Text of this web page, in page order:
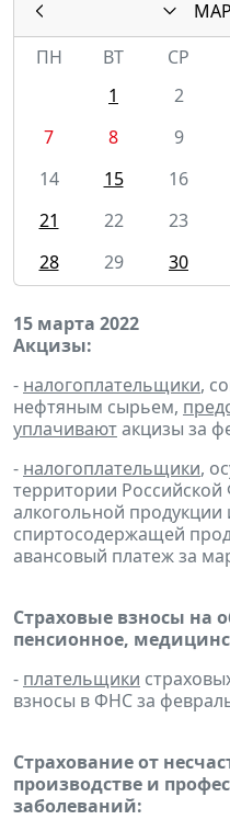
ПН
ВТ СР
1
2
7
8 9
14
15 16
21
22 23
28
29 30
15 марта 2022
Акцизы:
- налогоплательщики,
нефтяным сырьем,
уплачиваютакцизы за
- налогоплательщики,
территории
алкогольной
спиртосодержащей
авансовый платеж за
Страховые взносы на
пенсионное,
- плательщики
взносы в ФНС за
Страхование от
производстве и
заболеваний: